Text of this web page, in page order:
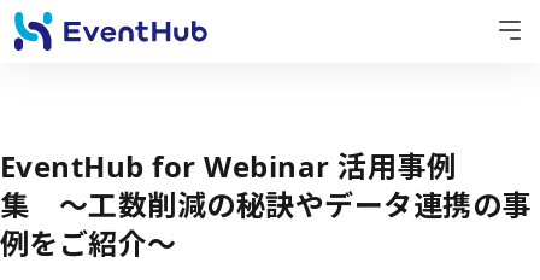
EventHub for Webinar 活用事例
集 〜工数削減の秘訣やデータ連携の事
例をご紹介〜